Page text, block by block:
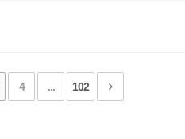
4 ... 102